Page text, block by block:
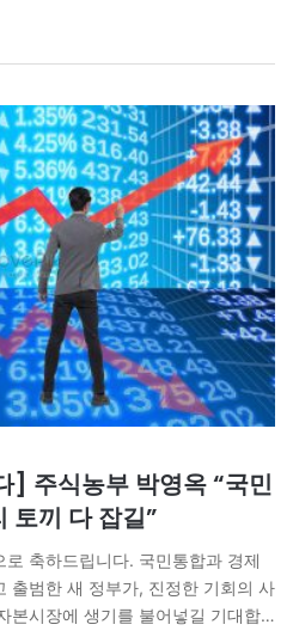
업의 가치는 흔들지 못한다”는 사
] 주식농부 박영옥 “국민
토끼 다 잡길”
축하드립니다. 국민통합과 경제
출범한 새 정부가, 진정한 기회의 사
본시장에 생기를 불어넣길 기대합